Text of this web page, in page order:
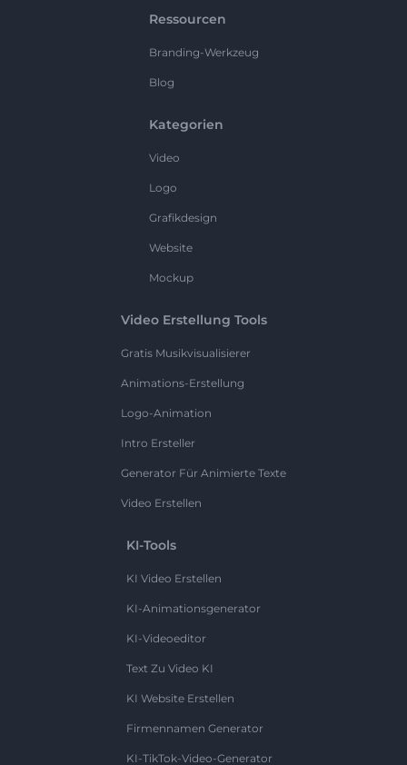
Ressourcen
Branding-Werkzeug
Blog
Kategorien
Video
Logo
Grafikdesign
Website
Mockup
Video Erstellung Tools
Gratis Musikvisualisierer
Animations-Erstellung
Logo-Animation
Intro Ersteller
Generator Für Animierte Texte
Video Erstellen
KI-Tools
KI Video Erstellen
KI-Animationsgenerator
KI-Videoeditor
Text Zu Video KI
KI Website Erstellen
Firmennamen Generator
KI-TikTok-Video-Generator